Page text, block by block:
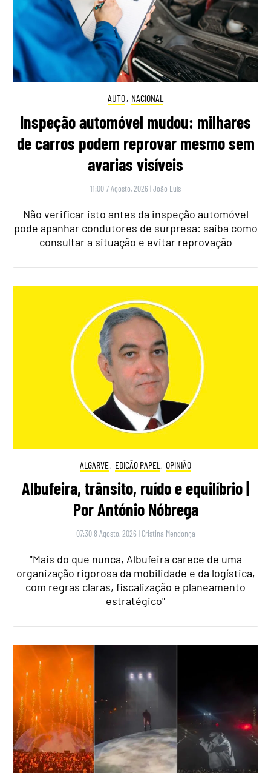
AUTO, NACIONAL
Inspeção automóvel mudou: milhares
de carros podem reprovar mesmo sem
avarias visíveis
11:00 7 Agosto, 2026 |João Luís
Não verificar isto antes da inspeção automóvel
pode apanhar condutores de surpresa: saiba como
consultar a situação e evitar reprovação
ALGARVE, EDIÇÃO PAPEL , OPINIÃO
Albufeira, trânsito, ruído e equilíbrio |
Por António Nóbrega
07:30 8 Agosto, 2026 | Cristina Mendonça
"Mais do que nunca, Albufeira carece de uma
organização rigorosa da mobilidade e da logística,
com regras claras, fiscalização e planeamento
estratégico"